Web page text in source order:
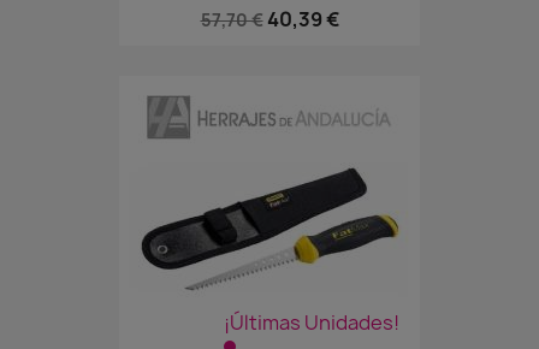
57,70 € 40,39 €
¡Últimas Unidades!